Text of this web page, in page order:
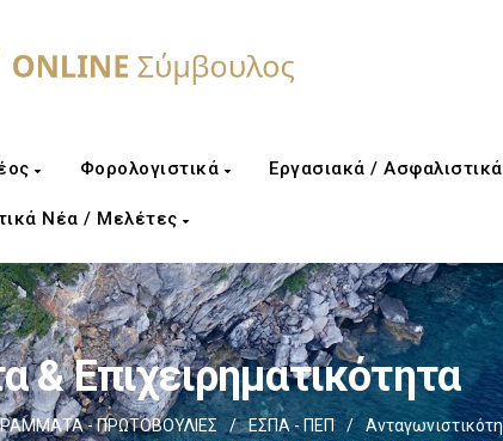
Φορολογιστικά Εργασιακά / Ασφαλιστικά
Νέα / Μελέτες
& Επιχειρηματικότητα
- ΠΡΩΤΟΒΟΥΛΙΕΣ / ΕΣΠΑ - ΠΕΠ /